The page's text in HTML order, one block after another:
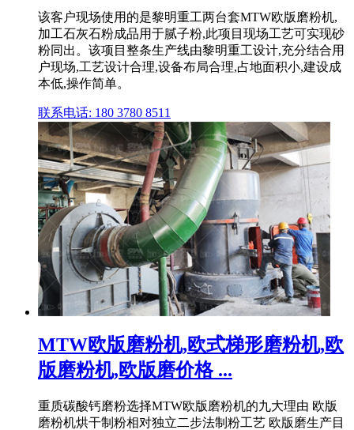
该客户现场使用的是黎明重工两台套MTW欧版磨粉机,
加工石灰石粉成品用于腻子粉,此项目现场工艺可实现砂
粉同出。该项目整条生产线由黎明重工设计,充分结合用
户现场,工艺设计合理,设备布局合理,占地面积小,建设成
本低,操作简单。
联系电话: 180 3780 8511
MTW欧版磨粉机,欧式梯形磨粉机,欧
版磨粉机,欧版磨价格 ...
重质碳酸钙磨粉选择MTW欧版磨粉机的九大理由 欧版
磨粉机烘干制粉相对独立二步法制粉工艺 欧版磨生产目